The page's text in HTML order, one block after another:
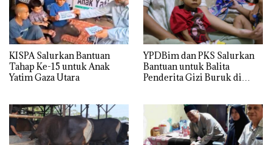
KISPA Salurkan Bantuan
Tahap Ke-15 untuk Anak
Yatim Gaza Utara
YPDBim dan PKS Salurkan
Bantuan untuk Balita
Penderita Gizi Buruk di